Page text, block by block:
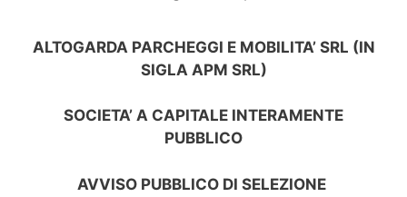
ALTOGARDA PARCHEGGI E MOBILITA’ SRL (IN
SIGLA APM SRL)
SOCIETA’ A CAPITALE INTERAMENTE
PUBBLICO
AVVISO PUBBLICO DI SELEZIONE